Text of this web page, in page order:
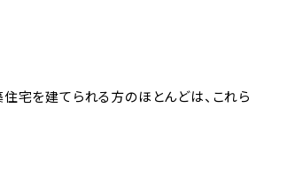
宅を建てられる方のほとんどは、これら